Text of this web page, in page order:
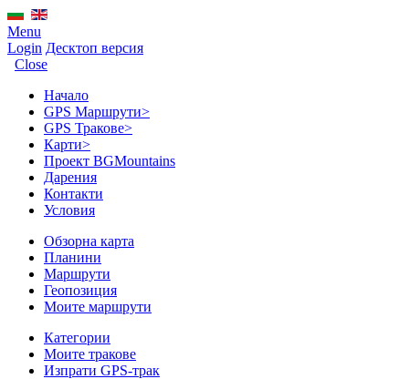
Menu
Login Десктоп версия
Close
Начало
GPS Mаршрути>
GPS Тракове>
Карти>
Проект BGMountains
Дарения
Контакти
Условия
Обзорна карта
Планини
Маршрути
Геопозиция
Моите маршрути
Категории
Моите тракове
Изпрати GPS-трак